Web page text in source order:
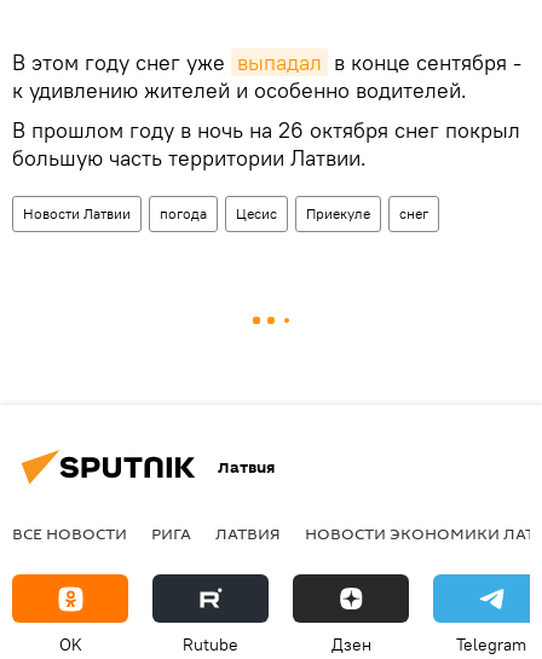
В этом году снег уже выпадал в конце сентября -
к удивлению жителей и особенно водителей.
В прошлом году в ночь на 26 октября снег покрыл
большую часть территории Латвии.
Новости Латвии погода Цесис Приекуле снег
Латвия
ВСЕ НОВОСТИ РИГА ЛАТВИЯ НОВОСТИ ЭКОНОМИКИ
OK Rutube Дзен Telegram